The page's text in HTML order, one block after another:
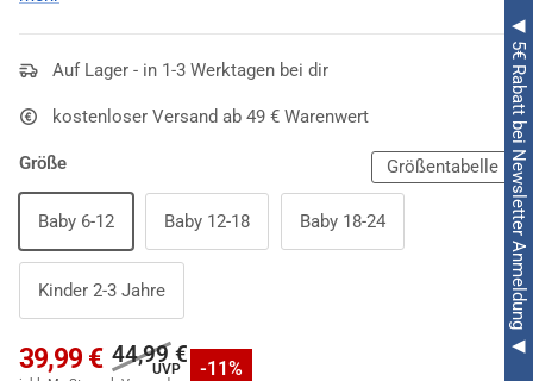
◀ 5€ Rabatt bei Newsletter Anmeldung ◀
Auf Lager - in 1-3 Werktagen bei dir
kostenloser Versand ab 49 € Warenwert
Größe Größentabelle
Baby 6-12 Baby 12-18 Baby 18-24
Kinder 2-3 Jahre
39,99 € 44,99 € -11%